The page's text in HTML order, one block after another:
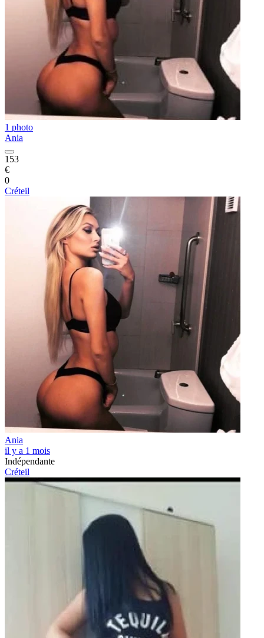
1 photo
Ania
153
€
0
Créteil
Ania
il y a 1 mois
Indépendante
Créteil